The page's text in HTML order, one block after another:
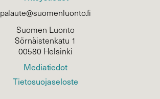
palaute@suomenluonto.fi
Suomen Luonto
Sörnäistenkatu 1
00580 Helsinki
Mediatiedot
Tietosuojaseloste